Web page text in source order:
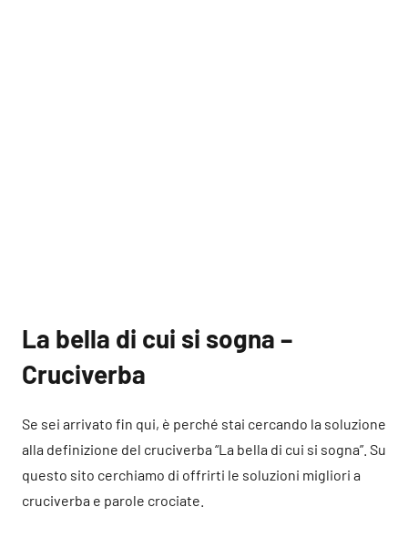
La bella di cui si sogna –
Cruciverba
Se sei arrivato fin qui, è perché stai cercando la soluzione
alla definizione del cruciverba “La bella di cui si sogna”. Su
questo sito cerchiamo di offrirti le soluzioni migliori a
cruciverba e parole crociate.